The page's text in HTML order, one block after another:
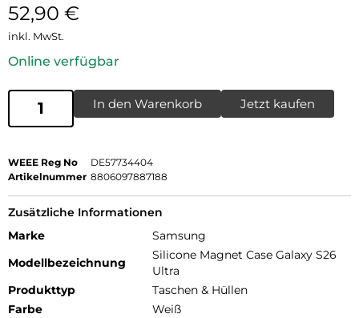
52,90 €
inkl. MwSt.
Online verfügbar
In den Warenkorb Jetzt kaufen
WEEE Reg No
DE57734404
Artikelnummer 8806097887188
Zusätzliche Informationen
Marke
Samsung
Modellbezeichnung
Silicone Magnet Case Galaxy S26
Ultra
Produkttyp
Taschen & Hüllen
Farbe
Weiß